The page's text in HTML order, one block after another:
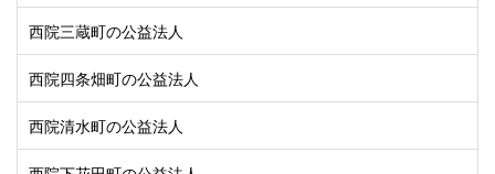
西院三蔵町の公益法人
西院四条畑町の公益法人
西院清水町の公益法人